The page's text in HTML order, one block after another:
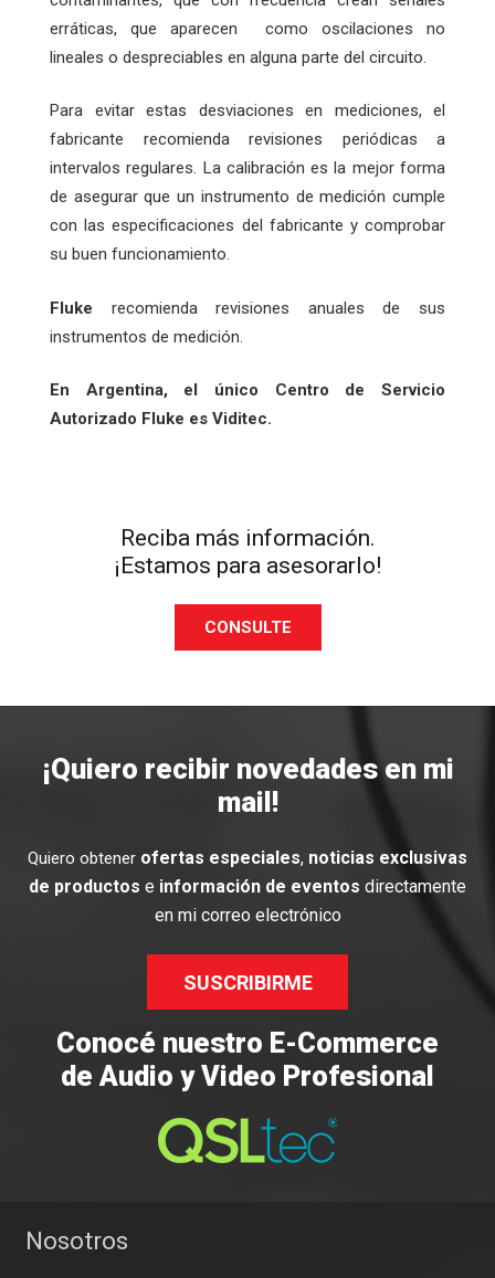
erráticas, que aparecen como oscilaciones no
lineales o despreciables en alguna parte del circuito.
Para evitar estas desviaciones en mediciones, el
fabricante recomienda revisiones periódicas a
intervalos regulares. La calibración es la mejor forma
de asegurar que un instrumento de medición cumple
con las especificaciones del fabricante y comprobar
su buen funcionamiento.
Fluke recomienda revisiones anuales de sus
instrumentos de medición.
En Argentina, el único Centro de Servicio
Autorizado Fluke es Viditec.
Reciba más información.
¡Estamos para asesorarlo!
CONSULTE
¡Quiero recibir novedades en mi
mail!
Quiero obtener ofertas especiales, noticias exclusivas
de productos e información de eventos directamente
en mi correo electrónico
SUSCRIBIRME
Conocé nuestro E-Commerce
de Audio y Video Profesional
Nosotros